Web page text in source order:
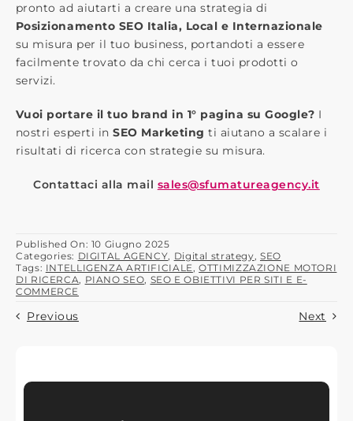
pronto ad aiutarti a creare una strategia di
Posizionamento SEO Italia, Local e Internazionale
su misura per il tuo business, portandoti a essere
facilmente trovato da chi cerca i tuoi prodotti o
servizi.
Vuoi portare il tuo brand in 1° pagina su Google? I
nostri esperti inSEO Marketing ti aiutano a scalare i
risultati di ricerca con strategie su misura.
Contattaci alla mail sales@sfumatureagency.it
Published On: 10 Giugno 2025
Categories: DIGITAL AGENCY, Digital strategy, SEO
Tags: INTELLIGENZA ARTIFICIALE,OTTIMIZZAZIONE MOTORI
DI RICERCA, PIANO SEO, SEO E OBIETTIVI PER SITI E E-
COMMERCE
Previous Next